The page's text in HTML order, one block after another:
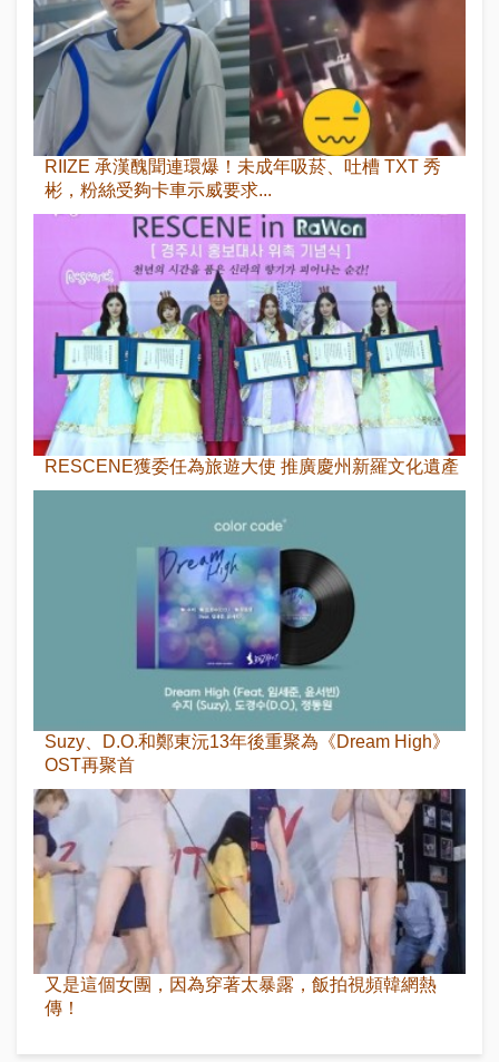
RIIZE 承漢醜聞連環爆！未成年吸菸、吐槽 TXT 秀
彬，粉絲受夠卡車示威要求...
RESCENE獲委任為旅遊大使 推廣慶州新羅文化遺產
Suzy、D.O.和鄭東沅13年後重聚為《Dream High》
OST再聚首
又是這個女團，因為穿著太暴露，飯拍視頻韓網熱
傳！